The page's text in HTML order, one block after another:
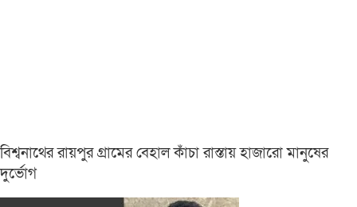
বিশ্বনাথের রায়পুর গ্রামের বেহাল কাঁচা রাস্তায় হাজারো মানুষের
দুর্ভোগ